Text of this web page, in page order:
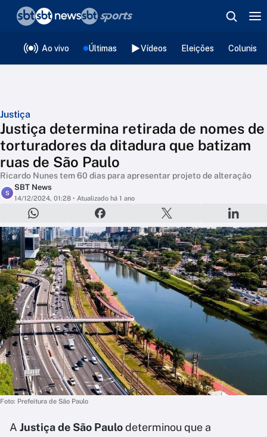
Ao vivo Últimas Vídeos Eleições
Justiça
Justiça determina retirada de nomes de
torturadores da ditadura que batizam
ruas de São Paulo
Ricardo Nunes tem 60 dias para apresentar projeto de alteração
S
SBT News
14/12/2024, 01:28 • Atualizado há 1 ano
Foto: Prefeitura de São Paulo
A Justiça de São Paulodeterminou que a
❮voltar
Editorias